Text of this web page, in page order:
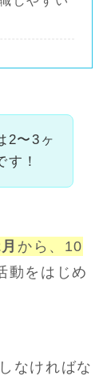
2〜3ヶ
！
から、10
動をはじめ
なければな